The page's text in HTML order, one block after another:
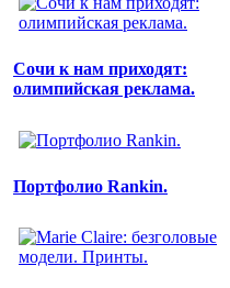
Сочи к нам приходят:
олимпийская реклама.
Портфолио Rankin.